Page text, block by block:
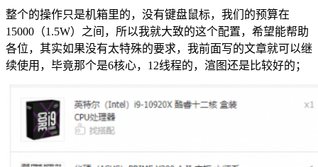
整个的操作只是机箱里的，没有键盘鼠标，我们的预算在
15000（1.5W）之间，所以我就大致的这个配置，希望能帮助
各位，其实如果没有太特殊的要求，我前面写的文章就可以继
续使用，毕竟那个是6核心，12线程的，渲图还是比较好的；